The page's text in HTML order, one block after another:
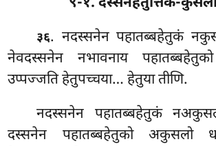
३६. नदस्सनेनपहातब्बहेतुकं
नेवदस्सनेन नभावनाय
उप्पज्जति हेतुपच्चया… हेतुया तीणि.
नदस्सनेन पहातब्बहेतुकं
दस्सनेन पहातब्बहेतुको अकुसलो